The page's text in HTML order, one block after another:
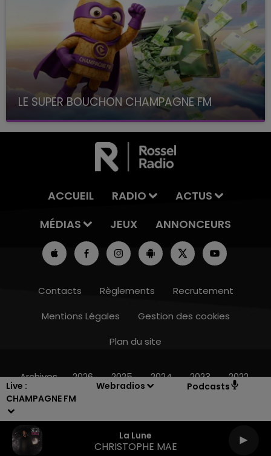
Live :
CHAMPAGNE FM
Webradios Podcasts
La Lune
CHRISTOPHE MAE
LE SUPER BOUCHON CHAMPAGNE FM
avec La Famille Champagne FM, à 8H10
ACCUEIL RADIO
ACTUS
MÉDIAS
JEUX ANNONCEURS
Contacts Règlements
Recrutement
Mentions Légales
Gestion des cookies
Plan du site
Archives 2026 2025 2024 2023 2022